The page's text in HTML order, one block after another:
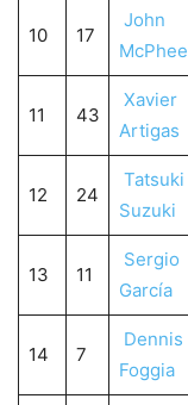
10 17
John
McPhee
11 43
Xavier
Artigas
12 24
Tatsuki
Suzuki
13 11
Sergio
García
14 7
Dennis
Foggia